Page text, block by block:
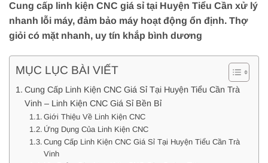
Cung cấp linh kiện CNC giá sỉ tại Huyện Tiểu Cần xử lý
nhanh lỗi máy, đảm bảo máy hoạt động ổn định. Thợ
giỏi có mặt nhanh, uy tín khắp bình dương
MỤC LỤC BÀI VIẾT
Cung Cấp Linh Kiện CNC Giá Sỉ Tại Huyện Tiểu Cần Trà
Vinh – Linh Kiện CNC Giá Sỉ Bền Bỉ
Giới Thiệu Về Linh Kiện CNC
Ứng Dụng Của Linh Kiện CNC
Cung Cấp Linh Kiện CNC Giá Sỉ Tại Huyện Tiểu Cần Trà
Vinh